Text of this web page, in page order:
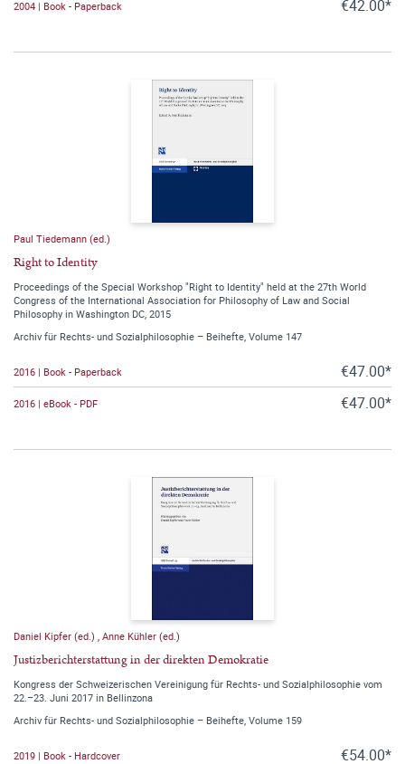
2004 | Book - Paperback €42.00*
Paul Tiedemann (ed.)
Right to Identity
Proceedings of the Special Workshop "Right to Identity" held at the 27th World
Congress of the International Association for Philosophy of Law and Social
Philosophy in Washington DC, 2015
Archiv für Rechts- und Sozialphilosophie – Beihefte, Volume 147
2016 | Book - Paperback €47.00*
2016 | eBook - PDF €47.00*
Daniel Kipfer (ed.) , Anne Kühler (ed.)
Justizberichterstattung in der direkten Demokratie
Kongress der Schweizerischen Vereinigung für Rechts- und Sozialphilosophie vom
22.–23. Juni 2017 in Bellinzona
Archiv für Rechts- und Sozialphilosophie – Beihefte, Volume 159
2019 | Book - Hardcover €54.00*